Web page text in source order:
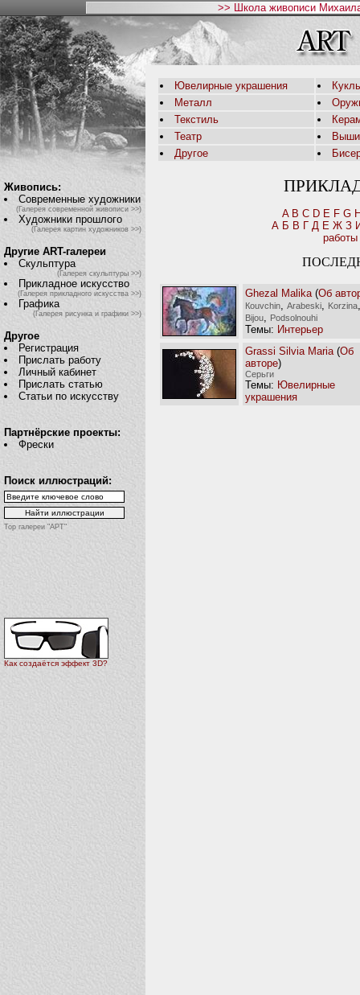
>> Школа живописи
Живопись:
Современные художники
(Галерея современной живописи >>)
Художники прошлого
(Галерея картин художников >>)
Другие ART-галереи
Скульптура
(Галерея скульптуры >>)
Прикладное искусство
(Галерея прикладного искусства >>)
Графика
(Галерея рисунка и графики >>)
Другое
Регистрация
Прислать работу
Личный кабинет
Прислать статью
Статьи по искусству
Партнёрские проекты:
Фрески
Поиск иллюстраций:
Top галереи "АРТ"
Как создаётся эффект 3D?
Ювелирные украшения
Металл
Текстиль
Театр
Другое
A B C D E F G
А Б В Г Д Е Ж З
работы
Ghezal Malika (Об
Кouvchin Arabeski Korzina
Bijou Podsolnouhi
Темы: Интерьер
Grassi Silvia Maria (Об
авторе)
Серьги
Темы: Ювелирные
украшения